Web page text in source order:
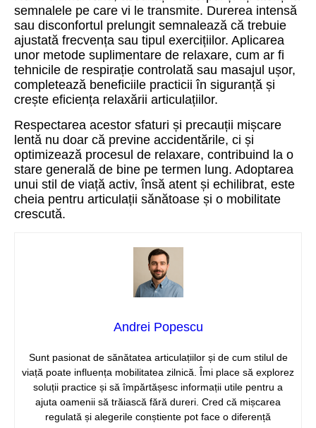
semnalele pe care vi le transmite. Durerea intensă
sau disconfortul prelungit semnalează că trebuie
ajustată frecvența sau tipul exercițiilor. Aplicarea
unor metode suplimentare de relaxare, cum ar fi
tehnicile de respirație controlată sau masajul ușor,
completează beneficiile practicii în siguranță și
crește eficiența relaxării articulațiilor.
Respectarea acestor sfaturi și precauții mișcare
lentă nu doar că previne accidentările, ci și
optimizează procesul de relaxare, contribuind la o
stare generală de bine pe termen lung. Adoptarea
unui stil de viață activ, însă atent și echilibrat, este
cheia pentru articulații sănătoase și o mobilitate
crescută.
Andrei Popescu
Sunt pasionat de sănătatea articulațiilor și de cum stilul de
viață poate influența mobilitatea zilnică. Îmi place să explorez
soluții practice și să împărtășesc informații utile pentru a
ajuta oamenii să trăiască fără dureri. Cred că mișcarea
regulată și alegerile conștiente pot face o diferență